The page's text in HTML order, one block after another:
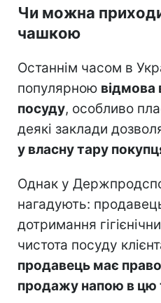
Чи можна
чашкою
Останнім часом в
популярною відмова
посуду, особливо
деякі заклади
у власну тару
Однак у
нагадують:
дотримання
чистота посуду
продавець має
продажу напою в цю